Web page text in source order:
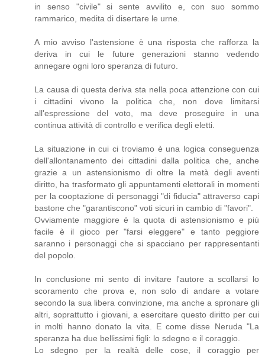
in senso "civile" si sente avvilito e, con suo sommo
rammarico, medita di disertare le urne.
A mio avviso l'astensione è una risposta che rafforza la
deriva in cui le future generazioni stanno vedendo
annegare ogni loro speranza di futuro.
La causa di questa deriva sta nella poca attenzione con cui
i cittadini vivono la politica che, non dove limitarsi
all'espressione del voto, ma deve proseguire in una
continua attività di controllo e verifica degli eletti.
La situazione in cui ci troviamo è una logica conseguenza
dell'allontanamento dei cittadini dalla politica che, anche
grazie a un astensionismo di oltre la metà degli aventi
diritto, ha trasformato gli appuntamenti elettorali in momenti
per la cooptazione di personaggi "di fiducia" attraverso capi
bastone che "garantiscono" voti sicuri in cambio di "favori".
Ovviamente maggiore è la quota di astensionismo e più
facile è il gioco per "farsi eleggere" e tanto peggiore
saranno i personaggi che si spacciano per rappresentanti
del popolo.
In conclusione mi sento di invitare l'autore a scollarsi lo
scoramento che prova e, non solo di andare a votare
secondo la sua libera convinzione, ma anche a spronare gli
altri, soprattutto i giovani, a esercitare questo diritto per cui
in molti hanno donato la vita. E come disse Neruda "La
speranza ha due bellissimi figli: lo sdegno e il coraggio.
Lo sdegno per la realtà delle cose, il coraggio per